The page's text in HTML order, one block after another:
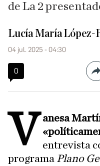
de La 2
Lucía María López-
04 jul. 2025 - 04:30
0
V anesa
entrevista
programa Plano